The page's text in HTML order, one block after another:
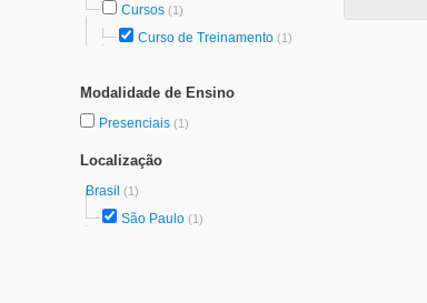
Cursos (1)
Curso de Treinamento (1)
Modalidade de Ensino
Presenciais (1)
Localização
Brasil (1)
São Paulo (1)